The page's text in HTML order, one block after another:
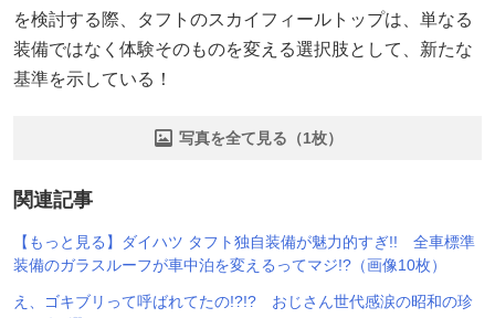
を検討する際、タフトのスカイフィールトップは、単なる
装備ではなく体験そのものを変える選択肢として、新たな
基準を示している！
写真を全て見る（1枚）
関連記事
【もっと見る】ダイハツ タフト独自装備が魅力的すぎ!! 全車標準
装備のガラスルーフが車中泊を変えるってマジ!?（画像10枚）
え、ゴキブリって呼ばれてたの!?!? おじさん世代感涙の昭和の珍